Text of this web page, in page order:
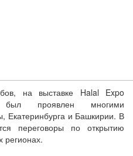
на выставке Halal Expo
проявлен многими
Екатеринбурга и Башкирии. В
переговоры по открытию
регионах.